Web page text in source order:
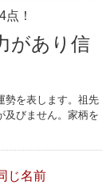
！
があり信
勢を表します。祖先
及びません。家柄を
じ名前